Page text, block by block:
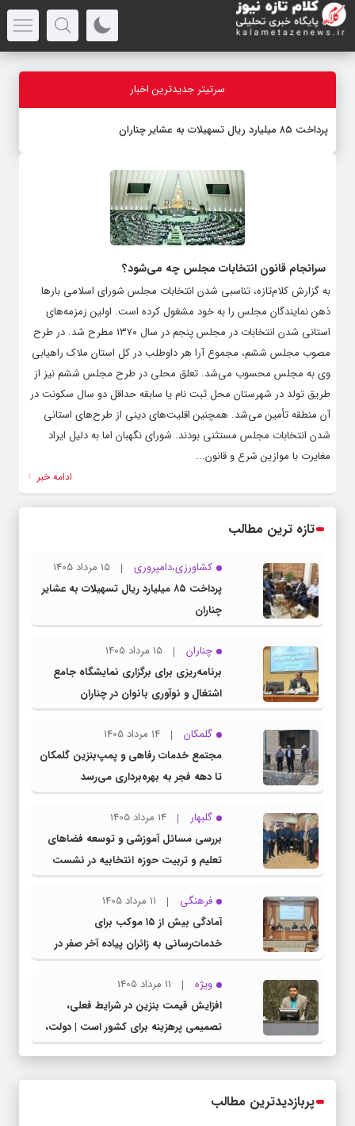
سرتیتر جدیدترین اخبار
پرداخت ۸۵ میلیارد ریال تسهیلات به عشایر چناران
سرانجام قانون انتخابات مجلس چه می‌شود؟
به گزارش کلام‌تازه، تناسبی شدن انتخابات مجلس شورای اسلامی بارها
ذهن نمایندگان مجلس را به خود مشغول کرده است. اولین زمزمه‌های
استانی شدن انتخابات در مجلس پنجم در سال ۱۳۷۰ مطرح شد. در طرح
مصوب مجلس ششم، مجموع آرا هر داوطلب در کل استان ملاک راهیابی
وی به مجلس محسوب می‌شد. تعلق محلی در طرح مجلس ششم نیز از
طریق تولد در شهرستان محل ثبت نام یا سابقه حداقل دو سال سکونت در
آن منطقه تأمین می‌شد. همچنین اقلیت‌های دینی از طرح‌های استانی
شدن انتخابات مجلس مستثنی بودند. شورای نگهبان اما به دلیل ایراد
مغایرت با موازین شرع و قانون...
ادامه خبر
تازه ترین مطالب
کشاورزی،دامپروری
15 مرداد 1405
پرداخت ۸۵ میلیارد ریال تسهیلات به عشایر
چناران
چناران
15 مرداد 1405
برنامه‌ریزی برای برگزاری نمایشگاه جامع
اشتغال و نوآوری بانوان در چناران
گلمکان
14 مرداد 1405
مجتمع خدمات رفاهی و پمپ‌بنزین گلمکان
تا دهه فجر به بهره‌برداری می‌رسد
گلبهار
14 مرداد 1405
بررسی مسائل آموزشی و توسعه فضاهای
تعلیم و تربیت حوزه انتخابیه در نشست
مشترک عضو کمیسیون آموزش مجلس با
مدیرکل آموزش و پرورش خراسان رضوی
فرهنگی
11 مرداد 1405
آمادگی بیش از ۱۵ موکب برای
خدمات‌رسانی به زائران پیاده آخر صفر در
شهرستان چناران
ویژه
11 مرداد 1405
افزایش قیمت بنزین در شرایط فعلی،
تصمیمی پرهزینه برای کشور است | دولت،
قاچاق سوخت و عوامل اصلی ناترازی را
پربازدیدترین مطالب